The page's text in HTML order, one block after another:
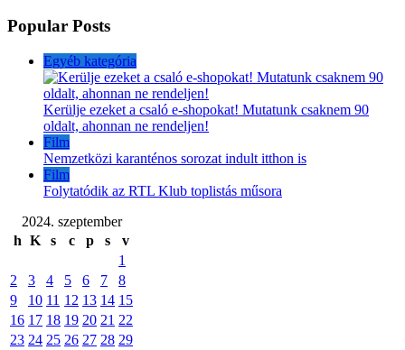
Popular Posts
Egyéb kategória
Kerülje ezeket a csaló e-shopokat! Mutatunk csaknem 90
oldalt, ahonnan ne rendeljen!
Film
Nemzetközi karanténos sorozat indult itthon is
Film
Folytatódik az RTL Klub toplistás műsora
2024. szeptember
h K s c p s
v
1
2
3 4 5 6 7
8
9
10 11 12 13 14 15
16 17 18 19 20 21 22
23 24 25 26 27 28 29